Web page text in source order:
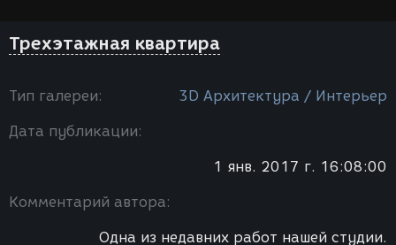
Трехэтажная квартира
Тип галереи: 3D Архитектура / Интерьер
Дата публикации:
1 янв. 2017 г. 16:08:00
Комментарий автора:
Одна из недавних работ нашей студии.